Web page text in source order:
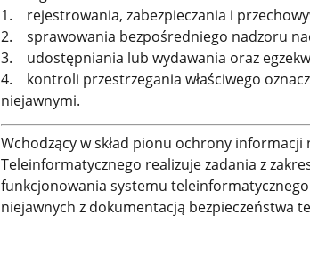
1. rejestrowania, zabezpieczania i
2. sprawowania bezpośredniego nadzoru
3. udostępniania lub wydawania oraz
4. kontroli przestrzegania właściwego
niejawnymi.
Wchodzący w skład pionu ochrony
Teleinformatycznego realizuje zadania z
funkcjonowania systemu
niejawnych z dokumentacją bezpieczeństwa